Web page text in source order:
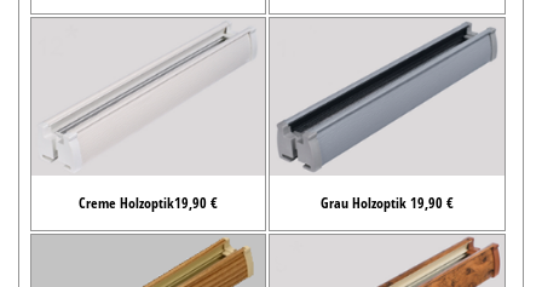
Creme Holzoptik19,90 € Grau Holzoptik 19,90 €